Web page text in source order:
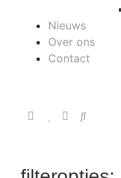
Nieuws
Over ons
Contact